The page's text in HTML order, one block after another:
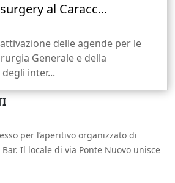
al Caracc...
delle agende per le
Generale e della
inter...
per l’aperitivo organizzato di
Il locale di via Ponte Nuovo unisce